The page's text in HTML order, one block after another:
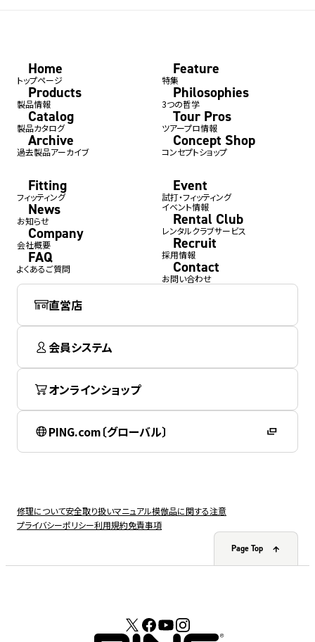
Home
トップページ
Products
製品情報
Catalog
製品カタログ
Archive
過去製品アーカイブ
Feature
特集
Philosophies
3つの哲学
Tour Pros
ツアープロ情報
Concept Shop
コンセプトショップ
Fitting
フィッティング
News
お知らせ
Company
会社概要
FAQ
よくあるご質問
Event
試打・フィッティング
イベント情報
Rental Club
レンタルクラブサービス
Recruit
採用情報
Contact
お問い合わせ
直営店
会員システム
オンラインショップ
PING.com〔グローバル〕
修理について安全取り扱いマニュアル模倣品に関する注意
プライバシーポリシー利用規約免責事項
Page Top